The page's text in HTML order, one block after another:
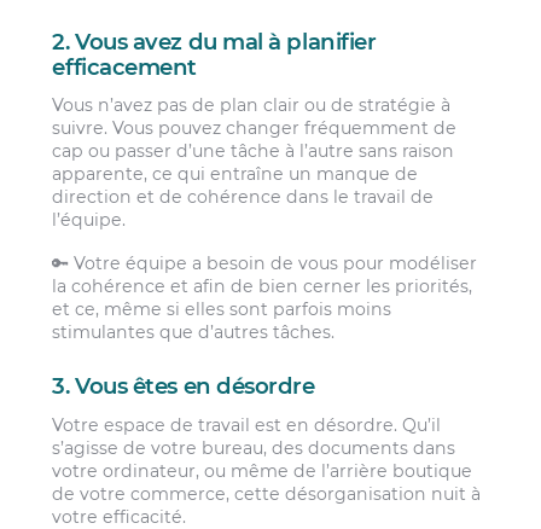
2. Vous avez du mal à planifier
efficacement
Vous n’avez pas de plan clair ou de stratégie à
suivre. Vous pouvez changer fréquemment de
cap ou passer d’une tâche à l’autre sans raison
apparente, ce qui entraîne un manque de
direction et de cohérence dans le travail de
l’équipe.
🔑 Votre équipe a besoin de vous pour modéliser
la cohérence et afin de bien cerner les priorités,
et ce, même si elles sont parfois moins
stimulantes que d’autres tâches.
3. Vous êtes en désordre
Votre espace de travail est en désordre. Qu’il
s’agisse de votre bureau, des documents dans
votre ordinateur, ou même de l’arrière boutique
de votre commerce, cette désorganisation nuit à
votre efficacité.